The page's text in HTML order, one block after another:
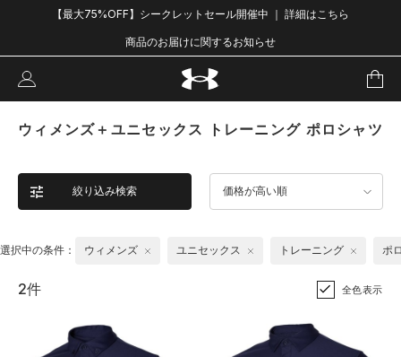
【最大75%OFF】シークレットセール開催中 ｜ 詳細はこちら
商品のお届けに関するお知らせ
ウィメンズ＋ユニセックス トレーニング ポロシャツ
絞り込み検索 価格が高い順
選択中の条件： ウィメンズ ユニセックス トレーニング ポ
2件 全色表示